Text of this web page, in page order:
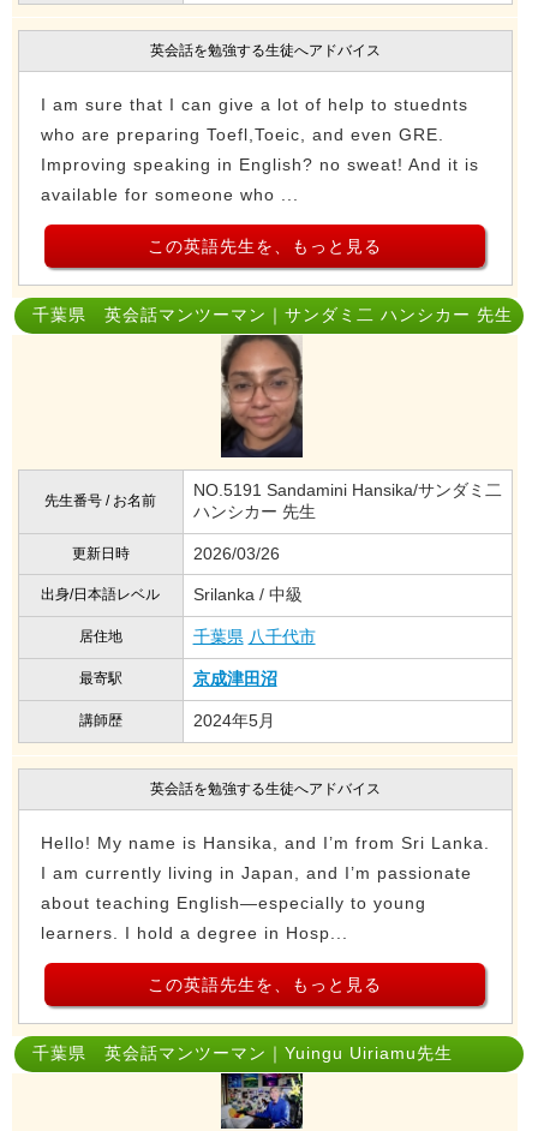
英会話を勉強する生徒へアドバイス
I am sure that I can give a lot of help to stuednts
who are preparing Toefl,Toeic, and even GRE.
Improving speaking in English? no sweat! And it is
available for someone who ...
この英語先生を、もっと見る
千葉県 英会話マンツーマン｜サンダミ二 ハンシカー 先生
先生番号 / お名前
NO.5191 Sandamini Hansika/サンダミ二
ハンシカー 先生
更新日時 2026/03/26
出身/日本語レベル Srilanka / 中級
居住地 千葉県 八千代市
最寄駅 京成津田沼
講師歴 2024年5月
英会話を勉強する生徒へアドバイス
Hello! My name is Hansika, and I’m from Sri Lanka.
I am currently living in Japan, and I’m passionate
about teaching English—especially to young
learners. I hold a degree in Hosp...
この英語先生を、もっと見る
千葉県 英会話マンツーマン｜Yuingu Uiriamu先生